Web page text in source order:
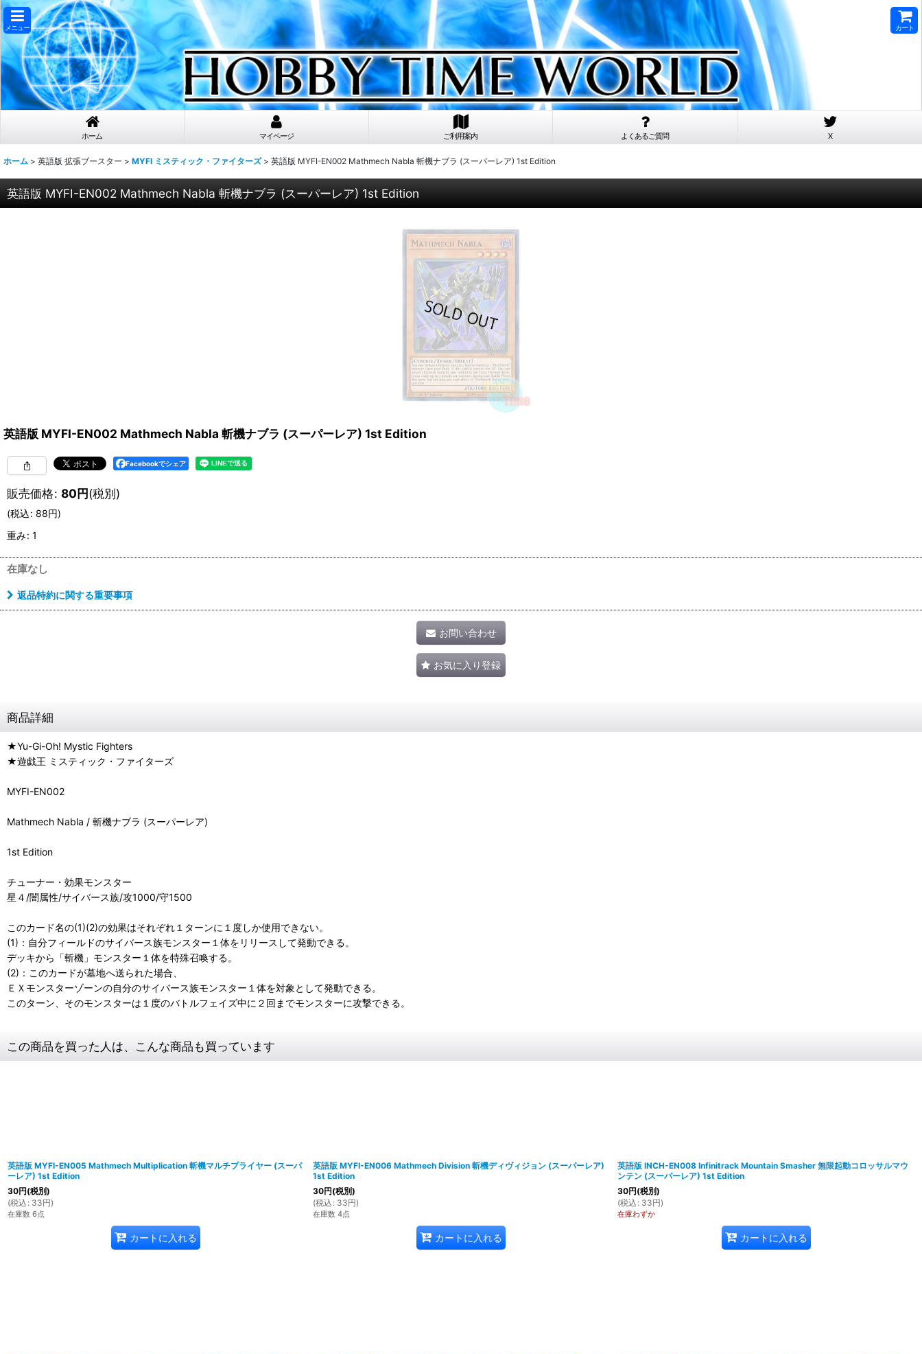
メニュー カート
ホーム マイページ ご利用案内 よくあるご質問 X
ホーム > 英語版 拡張ブースター > MYFI ミスティック・ファイターズ > 英語版 MYFI-EN002 Mathmech Nabla 斬機ナブラ (スーパーレア) 1st Edition
英語版 MYFI-EN002 Mathmech Nabla 斬機ナブラ (スーパーレア) 1st Edition
英語版 MYFI-EN002 Mathmech Nabla 斬機ナブラ (スーパーレア) 1st Edition
Facebookでシェア
販売価格: 80円(税別)
(税込: 88円)
重み: 1
在庫なし
返品特約に関する重要事項
お問い合わせ
お気に入り登録
商品詳細
★Yu-Gi-Oh! Mystic Fighters
★遊戯王 ミスティック・ファイターズ
MYFI-EN002
Mathmech Nabla / 斬機ナブラ (スーパーレア)
1st Edition
チューナー・効果モンスター
星４/闇属性/サイバース族/攻1000/守1500
このカード名の(1)(2)の効果はそれぞれ１ターンに１度しか使用できない。
(1)：自分フィールドのサイバース族モンスター１体をリリースして発動できる。
デッキから「斬機」モンスター１体を特殊召喚する。
(2)：このカードが墓地へ送られた場合、
ＥＸモンスターゾーンの自分のサイバース族モンスター１体を対象として発動できる。
このターン、そのモンスターは１度のバトルフェイズ中に２回までモンスターに攻撃できる。
この商品を買った人は、こんな商品も買っています
英語版 MYFI-EN005 Mathmech Multiplication 斬機マルチプライヤー (スーパ
ーレア) 1st Edition
30円(税別)
(税込 : 33円)
在庫数 6点
カートに入れる
英語版 MYFI-EN006 Mathmech Division 斬機ディヴィジョン (スーパーレア)
1st Edition
30円(税別)
(税込 : 33円)
在庫数 4点
カートに入れる
英語版 INCH-EN008 Infinitrack Mountain Smasher 無限起動コロッサルマウ
ンテン (スーパーレア) 1st Edition
30円(税別)
(税込 : 33円)
在庫わずか
カートに入れる